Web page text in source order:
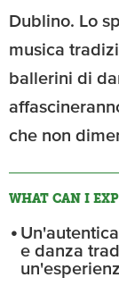
Dublino. Lo
musica
ballerini di
che non
WHAT CAN I
e danza